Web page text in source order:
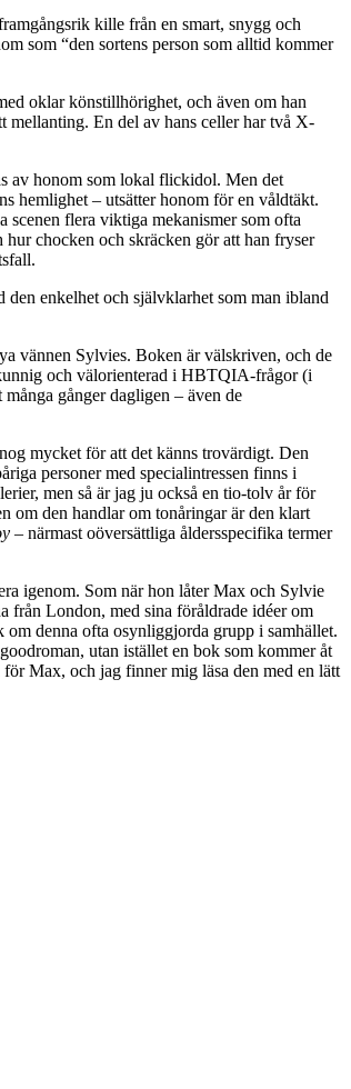
kille från en smart, snygg och
som “den sortens person som alltid kommer
oklar könstillhörighet, och även om han
mellanting. En del av hans celler har två X-
av honom som lokal flickidol. Men det
hemlighet – utsätter honom för en våldtäkt.
scenen flera viktiga mekanismer som ofta
chocken och skräcken gör att han fryser
enkelhet och självklarhet som man ibland
vännen Sylvies. Boken är välskriven, och de
och välorienterad i HBTQIA-frågor (i
gånger dagligen – även de
mycket för att det känns trovärdigt. Den
personer med specialintressen finns i
men så är jag ju också en tio-tolv år för
om den handlar om tonåringar är den klart
– närmast oöversättliga åldersspecifika termer
igenom. Som när hon låter Max och Sylvie
från London, med sina föråldrade idéer om
denna ofta osynliggjorda grupp i samhället.
utan istället en bok som kommer åt
Max, och jag finner mig läsa den med en lätt